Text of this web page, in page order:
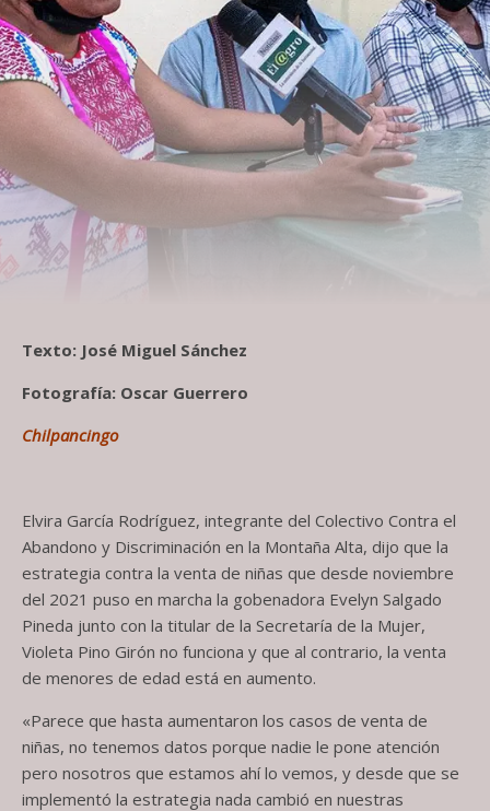
Texto: José Miguel Sánchez
Fotografía: Oscar Guerrero
Chilpancingo
Elvira García Rodríguez, integrante del Colectivo Contra el
Abandono y Discriminación en la Montaña Alta, dijo que la
estrategia contra la venta de niñas que desde noviembre
del 2021 puso en marcha la gobenadora Evelyn Salgado
Pineda junto con la titular de la Secretaría de la Mujer,
Violeta Pino Girón no funciona y que al contrario, la venta
de menores de edad está en aumento.
«Parece que hasta aumentaron los casos de venta de
niñas, no tenemos datos porque nadie le pone atención
pero nosotros que estamos ahí lo vemos, y desde que se
implementó la estrategia nada cambió en nuestras